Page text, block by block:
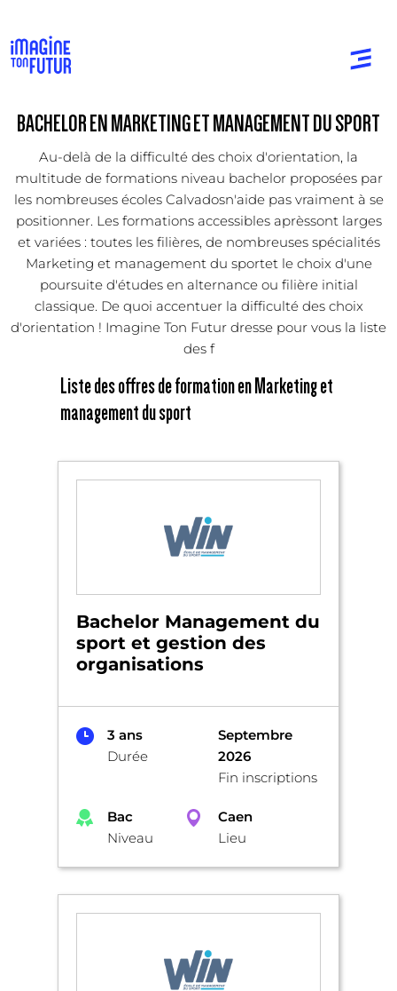
BACHELOR EN MARKETING ET MANAGEMENT DU SPORT
Au-delà de la difficulté des choix d'orientation, la
multitude de formations niveau bachelor proposées par
les nombreuses écoles Calvadosn'aide pas vraiment à se
positionner. Les formations accessibles aprèssont larges
et variées : toutes les filières, de nombreuses spécialités
Marketing et management du sportet le choix d'une
poursuite d'études en alternance ou filière initial
classique. De quoi accentuer la difficulté des choix
d'orientation ! Imagine Ton Futur dresse pour vous la liste
des f
Liste des offres de formation en Marketing et
management du sport
Bachelor Management du
sport et gestion des
organisations
3 ans
Durée
Septembre
2026
Fin inscriptions
Bac
Niveau
Caen
Lieu